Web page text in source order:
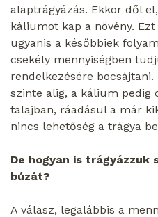
alaptrágyázás. Ekkor dől
káliumot kap a növény.
ugyanis a későbbiek
csekély mennyiségben
rendelkezésére
szinte alig, a kálium pedig
talajban, ráadásul a már
nincs lehetőség a trágya
De hogyan is trágyázzuk
búzát?
A válasz, legalábbis a